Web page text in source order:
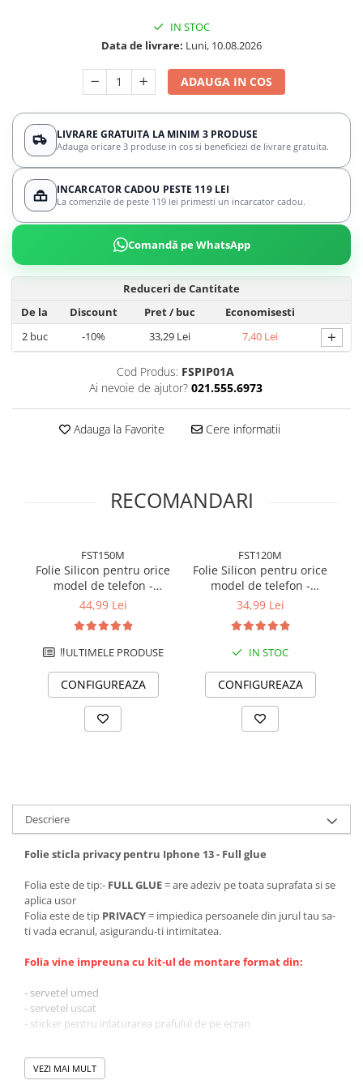
IN STOC
Data de livrare: Luni, 10.08.2026
ADAUGA IN COS
LIVRARE GRATUITA LA MINIM 3 PRODUSE
Adauga oricare 3 produse in cos si beneficiezi de livrare gratuita.
INCARCATOR CADOU PESTE 119 LEI
La comenzile de peste 119 lei primesti un incarcator cadou.
Comandă pe WhatsApp
Reduceri de Cantitate
De la
Discount Pret/ buc
Economisesti
2buc -10% 33,29 Lei 7,40 Lei +
Cod Produs: FSPIP01A
Ai nevoie de ajutor? 021.555.6973
Adauga la Favorite Cere informatii
RECOMANDARI
FST150M
Folie Silicon pentru orice
model de telefon -
Hydrogel transparent 150
44,99 Lei
‼️ULTIMELE PRODUSE
CONFIGUREAZA
FST120M
Folie Silicon pentru orice
model de telefon -
Hydrogel transparent 120
34,99 Lei
IN STOC
CONFIGUREAZA
Descriere
Folie sticla privacy pentru Iphone 13 - Full glue
Folia este de tip:- FULL GLUE= are adeziv pe toata suprafata si se
aplica usor
Folia este de tip PRIVACY= impiedica persoanele din jurul tau sa-
ti vada ecranul, asigurandu-ti intimitatea.
Folia vine impreuna cu kit-ul de montare format din:
- servetel umed
- servetel uscat
- sticker pentru inlaturarea prafului de pe ecran
VEZI MAI MULT